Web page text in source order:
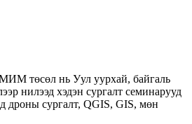
төсөл нь Уул уурхай, байгаль
нилээд хэдэн сургалт семинарууд
дроны сургалт, QGIS, GIS, мөн